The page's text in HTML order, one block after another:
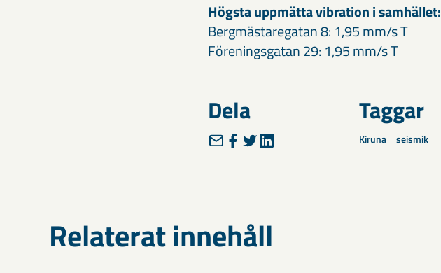
Högsta uppmätta vibration i samhället:
Bergmästaregatan 8: 1,95 mm/s T
Föreningsgatan 29: 1,95 mm/s T
Dela Taggar
Kiruna seismik
Relaterat innehåll